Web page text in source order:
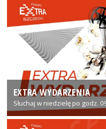
EXTRA WYDARZENIA
Słuchaj w niedzielę po godz.